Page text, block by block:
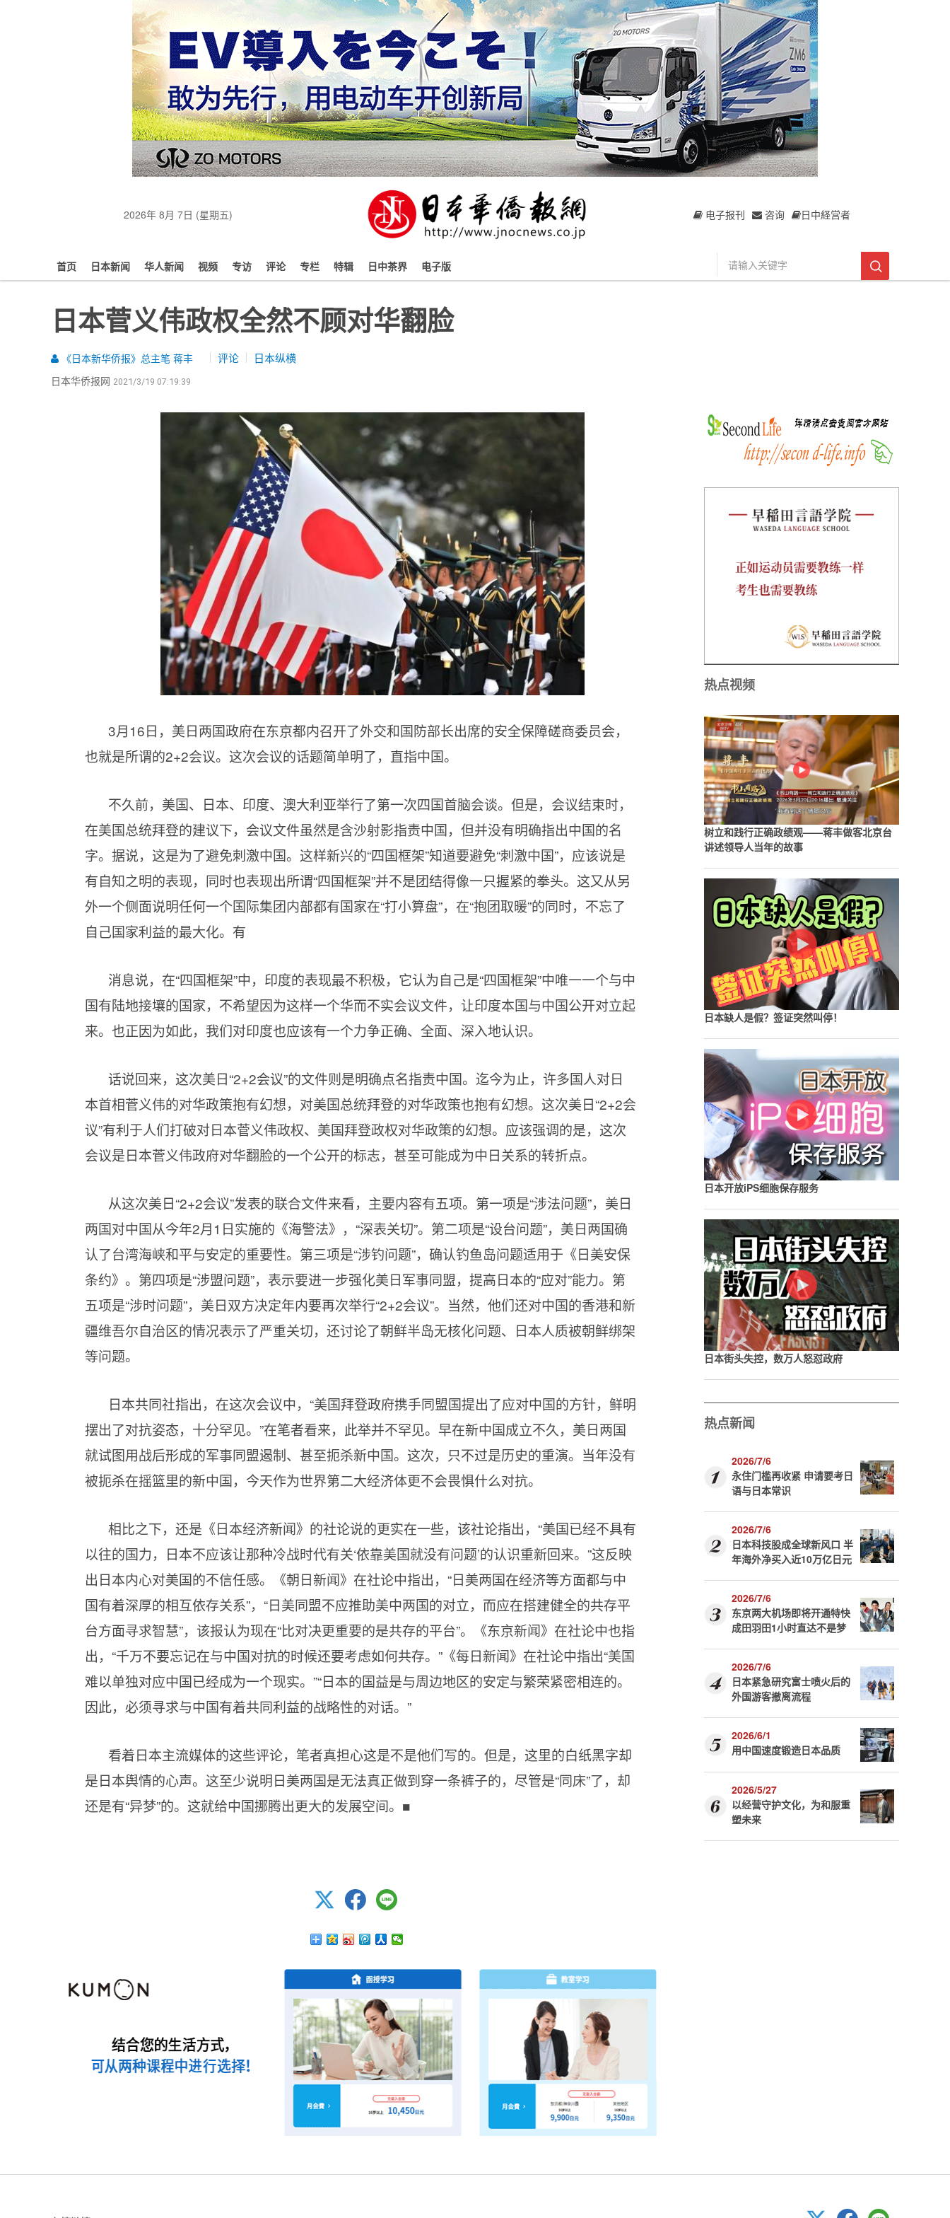
2026年 8月 7日 (星期五) 电子报刊 咨询 日中経営者
首页 日本新闻 华人新闻 视频 专访 评论 专栏 特辑 日中茶界 电子版
日本菅义伟政权全然不顾对华翻脸
《日本新华侨报》总主笔 蒋丰 评论 日本纵横
日本华侨报网 2021/3/19 07:19:39
3月16日，美日两国政府在东京都内召开了外交和国防部长出席的安全保障磋商委员会，
也就是所谓的2+2会议。这次会议的话题简单明了，直指中国。
不久前，美国、日本、印度、澳大利亚举行了第一次四国首脑会谈。但是，会议结束时，
在美国总统拜登的建议下，会议文件虽然是含沙射影指责中国，但并没有明确指出中国的名
字。据说，这是为了避免刺激中国。这样新兴的“四国框架”知道要避免“刺激中国”，应该说是
有自知之明的表现，同时也表现出所谓“四国框架”并不是团结得像一只握紧的拳头。这又从另
外一个侧面说明任何一个国际集团内部都有国家在“打小算盘”，在“抱团取暖”的同时，不忘了
自己国家利益的最大化。有
消息说，在“四国框架”中，印度的表现最不积极，它认为自己是“四国框架”中唯一一个与中
国有陆地接壤的国家，不希望因为这样一个华而不实会议文件，让印度本国与中国公开对立起
来。也正因为如此，我们对印度也应该有一个力争正确、全面、深入地认识。
话说回来，这次美日“2+2会议”的文件则是明确点名指责中国。迄今为止，许多国人对日
本首相菅义伟的对华政策抱有幻想，对美国总统拜登的对华政策也抱有幻想。这次美日“2+2会
议”有利于人们打破对日本菅义伟政权、美国拜登政权对华政策的幻想。应该强调的是，这次
会议是日本菅义伟政府对华翻脸的一个公开的标志，甚至可能成为中日关系的转折点。
从这次美日“2+2会议”发表的联合文件来看，主要内容有五项。第一项是“涉法问题”，美日
两国对中国从今年2月1日实施的《海警法》，“深表关切”。第二项是“设台问题”，美日两国确
认了台湾海峡和平与安定的重要性。第三项是“涉钓问题”，确认钓鱼岛问题适用于《日美安保
条约》。第四项是“涉盟问题”，表示要进一步强化美日军事同盟，提高日本的“应对”能力。第
五项是“涉时问题”，美日双方决定年内要再次举行“2+2会议”。当然，他们还对中国的香港和新
疆维吾尔自治区的情况表示了严重关切，还讨论了朝鲜半岛无核化问题、日本人质被朝鲜绑架
等问题。
日本共同社指出，在这次会议中，“美国拜登政府携手同盟国提出了应对中国的方针，鲜明
摆出了对抗姿态，十分罕见。”在笔者看来，此举并不罕见。早在新中国成立不久，美日两国
就试图用战后形成的军事同盟遏制、甚至扼杀新中国。这次，只不过是历史的重演。当年没有
被扼杀在摇篮里的新中国，今天作为世界第二大经济体更不会畏惧什么对抗。
相比之下，还是《日本经济新闻》的社论说的更实在一些，该社论指出，“美国已经不具有
以往的国力，日本不应该让那种冷战时代有关‘依靠美国就没有问题’的认识重新回来。”这反映
出日本内心对美国的不信任感。《朝日新闻》在社论中指出，“日美两国在经济等方面都与中
国有着深厚的相互依存关系”，“日美同盟不应推助美中两国的对立，而应在搭建健全的共存平
台方面寻求智慧”，该报认为现在“比对决更重要的是共存的平台”。《东京新闻》在社论中也指
出，“千万不要忘记在与中国对抗的时候还要考虑如何共存。”《每日新闻》在社论中指出“美国
难以单独对应中国已经成为一个现实。”“日本的国益是与周边地区的安定与繁荣紧密相连的。
因此，必须寻求与中国有着共同利益的战略性的对话。”
看着日本主流媒体的这些评论，笔者真担心这是不是他们写的。但是，这里的白纸黑字却
是日本舆情的心声。这至少说明日美两国是无法真正做到穿一条裤子的，尽管是“同床”了，却
还是有“异梦”的。这就给中国挪腾出更大的发展空间。■
热点视频
树立和践行正确政绩观——蒋丰做客北京台
讲述领导人当年的故事
日本缺人是假？签证突然叫停！
日本开放iPS细胞保存服务
日本街头失控，数万人怒怼政府
热点新闻
2026/7/6
永住门槛再收紧 申请要考日
语与日本常识
2026/7/6
日本科技股成全球新风口 半
年海外净买入近10万亿日元
2026/7/6
东京两大机场即将开通特快
成田羽田1小时直达不是梦
2026/7/6
日本紧急研究富士喷火后的
外国游客撤离流程
2026/6/1
用中国速度锻造日本品质
2026/5/27
以经营守护文化，为和服重
塑未来